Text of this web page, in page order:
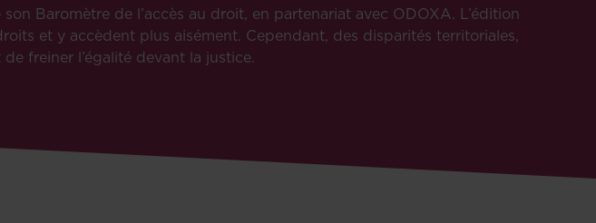
Baromètre de l’accès au droit, en partenariat avec ODOXA. L’édition
et y accèdent plus aisément. Cependant, des disparités territoriales,
freiner l’égalité devant la justice.